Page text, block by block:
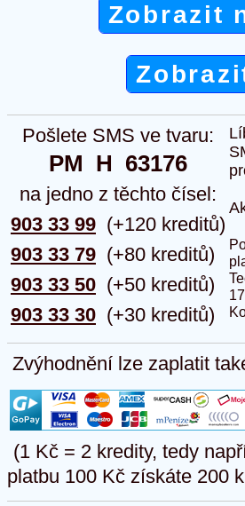
Zobrazit
Pošlete SMS ve tvaru:
PM  H  63176
na jedno z těchto čísel:
903 33 99
903 33 79
903 33 50
903 33 30
(+120 kreditů)
(+80 kreditů)
(+50 kreditů)
(+30 kreditů)
Zvýhodnění lze zaplatit
(1 Kč = 2 kredity, tedy
platbu 100 Kč získáte 200